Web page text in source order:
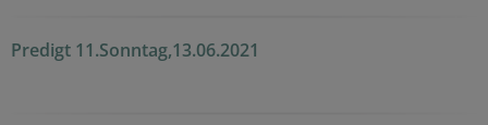
Predigt 11.Sonntag,13.06.2021